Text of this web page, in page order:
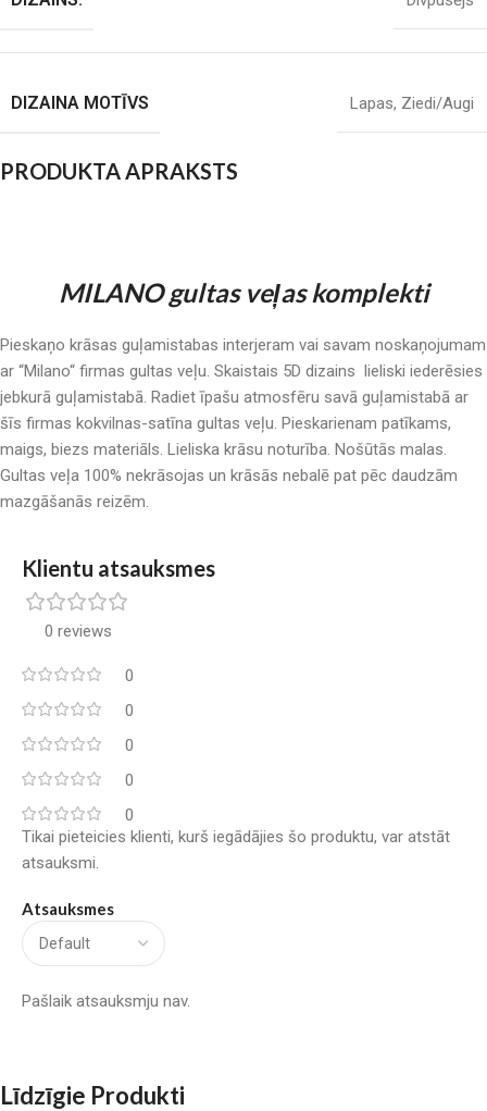
DIZAINA MOTĪVS Lapas, Ziedi/Augi
PRODUKTA APRAKSTS
MILANO gultas veļas komplekti
Pieskaņo krāsas guļamistabas interjeram vai savam noskaņojumam
ar “Milano“ firmas gultas veļu. Skaistais 5D dizains lieliski iederēsies
jebkurā guļamistabā. Radiet īpašu atmosfēru savā guļamistabā ar
šīs firmas kokvilnas-satīna gultas veļu. Pieskarienam patīkams,
maigs, biezs materiāls. Lieliska krāsu noturība. Nošūtās malas.
Gultas veļa 100% nekrāsojas un krāsās nebalē pat pēc daudzām
mazgāšanās reizēm.
Klientu atsauksmes
0 reviews
0
0
0
0
0
Atsauksmes
Pašlaik atsauksmju nav.
Tikai pieteicies klienti, kurš iegādājies šo produktu, var atstāt
atsauksmi.
Līdzīgie Produkti